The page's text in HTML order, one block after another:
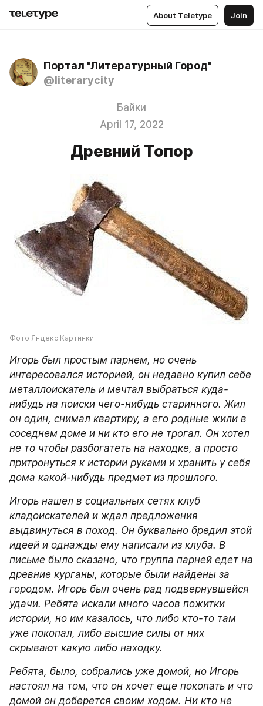
About Teletype Join
Портал "Литературный Город"
@literarycity
Байки
April 17, 2022
Древний Топор
Фото Яндекс Картинки
Игорь был простым парнем, но очень
интересовался историей, он недавно купил себе
металлоискатель и мечтал выбраться куда-
нибудь на поиски чего-нибудь старинного. Жил
он один, снимал квартиру, а его родные жили в
соседнем доме и ни кто его не трогал. Он хотел
не то чтобы разбогатеть на находке, а просто
притронуться к истории руками и хранить у себя
дома какой-нибудь предмет из прошлого.
Игорь нашел в социальных сетях клуб
кладоискателей и ждал предложения
выдвинуться в поход. Он буквально бредил этой
идеей и однажды ему написали из клуба. В
письме было сказано, что группа парней едет на
древние курганы, которые были найдены за
городом. Игорь был очень рад подвернувшейся
удачи. Ребята искали много часов пожитки
истории, но им казалось, что либо кто-то там
уже покопал, либо высшие силы от них
скрывают какую либо находку.
Ребята, было, собрались уже домой, но Игорь
настоял на том, что он хочет еще покопать и что
домой он доберется своим ходом. Ни кто не